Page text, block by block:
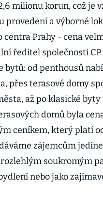
milionu korun, což je
provedení a výborné
Prahy - cena
ředitel společnosti
bytů: od penthousů
přes terasové domy
až po klasické
domů byla
ceníkem, který platí
zájemcům
soukromým
nebo jako